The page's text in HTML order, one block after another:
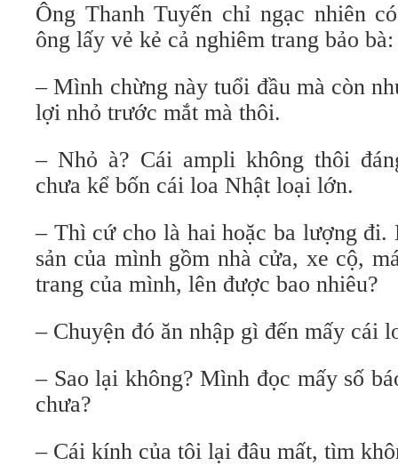
Ông Thanh Tuyến chỉ ngạc nhiên
ông lấy vẻ kẻ cả nghiêm trang bảo bà:
– Mình chừng này tuổi đầu mà còn
lợi nhỏ trước mắt mà thôi.
– Nhỏ à? Cái ampli không thôi
chưa kể bốn cái loa Nhật loại lớn.
– Thì cứ cho là hai hoặc ba lượng đi.
sản của mình gồm nhà cửa, xe cộ,
trang của mình, lên được bao nhiêu?
– Chuyện đó ăn nhập gì đến mấy cái
– Sao lại không? Mình đọc mấy số
chưa?
– Cái kính của tôi lại đâu mất, tìm